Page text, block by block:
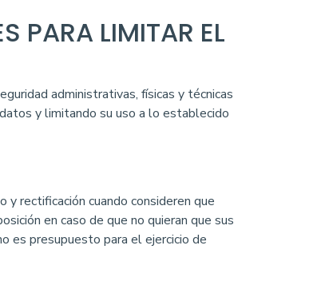
PARA LIMITAR EL
administrativas, físicas y técnicas
y limitando su uso a lo establecido
rectificación cuando consideren que
en caso de que no quieran que sus
es presupuesto para el ejercicio de